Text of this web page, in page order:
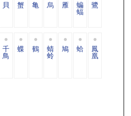
貝 蟹 亀 烏 雁 蝙
蝠
鷺
千
鳥
蝶 鶴 蜻
蛉
鳩 蛤 鳳
凰